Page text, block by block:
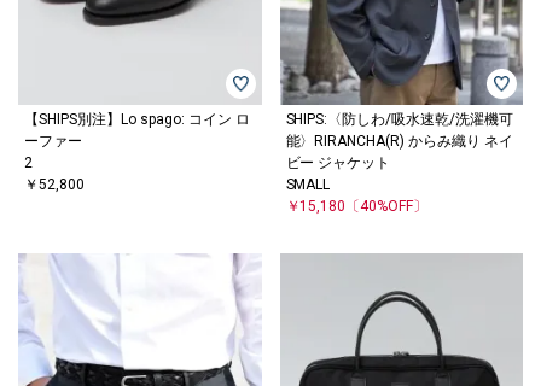
【SHIPS別注】Lo spago: コイン ロ
ーファー
2
￥52,800
SHIPS:〈防しわ/吸水速乾/洗濯機可
能〉RIRANCHA(R) からみ織り ネイ
ビー ジャケット
SMALL
￥15,180 〔40%OFF〕